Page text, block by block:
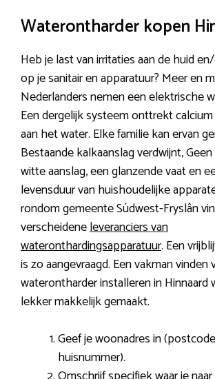
Waterontharder kopen
Heb je last van irritaties aan de huid
op je sanitair en apparatuur? Meer en
Nederlanders nemen een elektrische
Een dergelijk systeem onttrekt
aan het water. Elke familie kan ervan
Bestaande kalkaanslag verdwijnt,
witte aanslag, een glanzende vaat en
levensduur van huishoudelijke
rondom gemeente Súdwest-Fryslân
verscheideneleveranciers van
wateronthardingsapparatuur. Een
is zo aangevraagd. Een vakman vinden
waterontharder installeren in Hinnaard
lekker makkelijk gemaakt.
Geef je woonadres in
huisnummer).